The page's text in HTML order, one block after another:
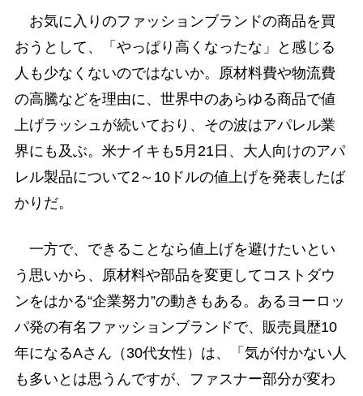
お気に入りのファッションブランドの商品を買
おうとして、「やっぱり高くなったな」と感じる
人も少なくないのではないか。原材料費や物流費
の高騰などを理由に、世界中のあらゆる商品で値
上げラッシュが続いており、その波はアパレル業
界にも及ぶ。米ナイキも5月21日、大人向けのアパ
レル製品について2～10ドルの値上げを発表したば
かりだ。
一方で、できることなら値上げを避けたいとい
う思いから、原材料や部品を変更してコストダウ
ンをはかる“企業努力”の動きもある。あるヨーロッ
パ発の有名ファッションブランドで、販売員歴10
年になるAさん（30代女性）は、「気が付かない人
も多いとは思うんですが、ファスナー部分が変わ